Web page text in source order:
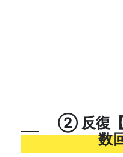
② 反復【
数